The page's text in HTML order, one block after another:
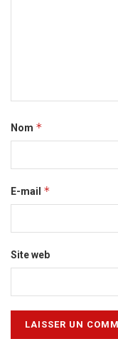
Nom *
E-mail *
Site web